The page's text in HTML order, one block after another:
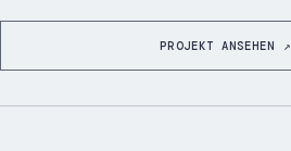
PROJEKT ANSEHEN ↗